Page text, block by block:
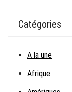
Catégories
A la une
Afrique